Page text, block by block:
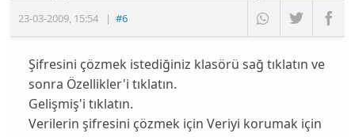
23-03-2009 15:54 |#6
Şifresini çözmek istediğiniz klasörü sağ tıklatın ve
sonra Özellikler'i tıklatın.
Gelişmiş'i tıklatın.
Verilerin şifresini çözmek için Veriyi korumak için